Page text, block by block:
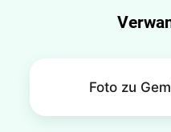
Foto zu